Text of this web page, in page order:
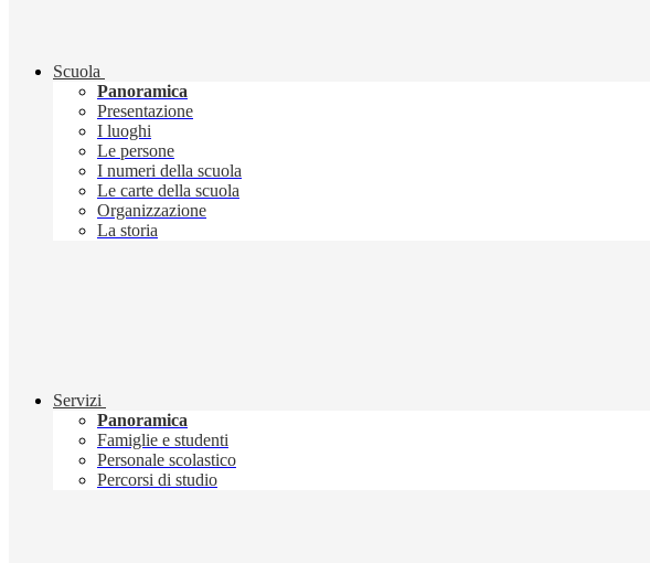
Scuola
Panoramica
Presentazione
I luoghi
Le persone
I numeri della scuola
Le carte della scuola
Organizzazione
La storia
Servizi
Panoramica
Famiglie e studenti
Personale scolastico
Percorsi di studio